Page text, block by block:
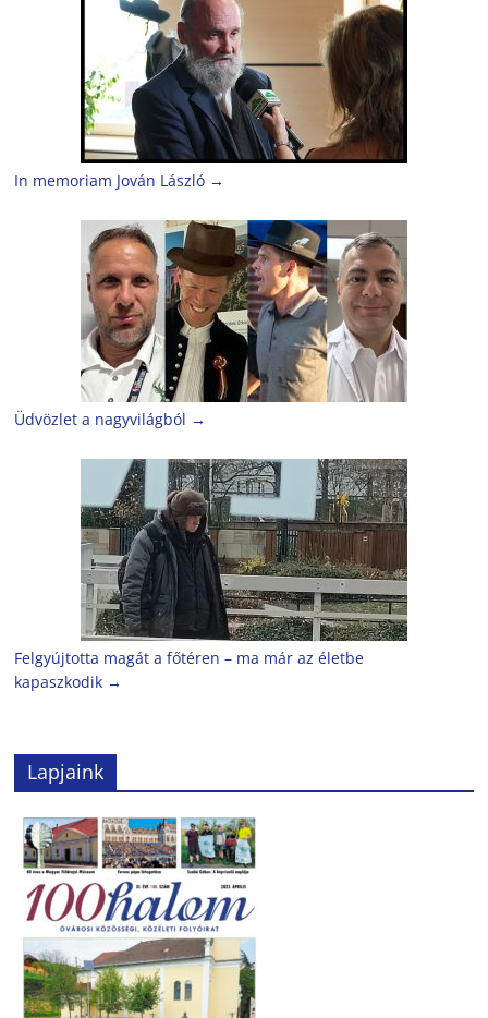
In memoriam Jován László →
Üdvözlet a nagyvilágból →
Felgyújtotta magát a főtéren – ma már az életbe
kapaszkodik →
Lapjaink